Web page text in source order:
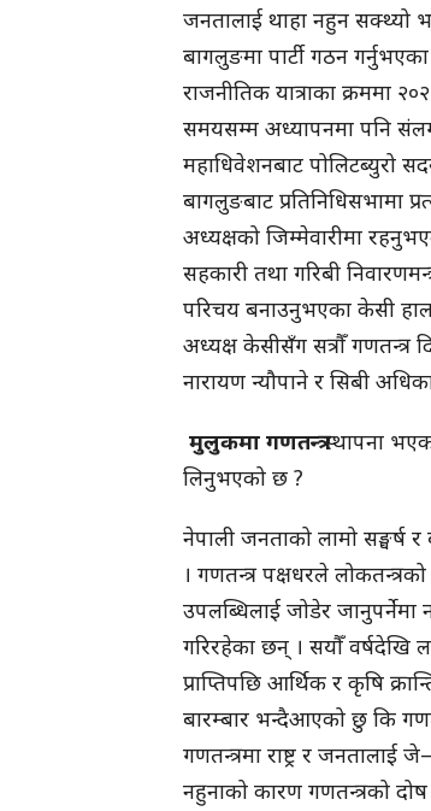
जनतालाई थाहा नहुन सक्थ्यो
बागलुङमा पार्टी गठन
राजनीतिक यात्राका क्रममा
समयसम्म अध्यापनमा पनि
महाधिवेशनबाट पोलिटब्युरो
बागलुङबाट प्रतिनिधिसभामा
अध्यक्षको जिम्मेवारीमा
सहकारी तथा गरिबी
परिचय बनाउनुभएका केसी हाल
अध्यक्ष केसीसँग सत्रौँ गणतन्त्र
नारायण न्यौपाने र सिबी
मुलुकमा गणतन्त्रस्थापना
लिनुभएको छ ?
नेपाली जनताको लामो सङ्घर्ष र
। गणतन्त्र पक्षधरले
उपलब्धिलाई जोडेर जानुपर्नेमा
गरिरहेका छन् । सयौँ वर्षदेखि
प्राप्तिपछि आर्थिक र कृषि
बारम्बार भन्दैआएको छु कि
गणतन्त्रमा राष्ट्र र जनतालाई
नहुनाको कारण गणतन्त्रको